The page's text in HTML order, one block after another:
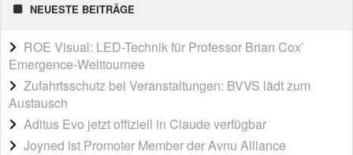
NEUESTE BEITRÄGE
ROE Visual: LED-Technik für Professor Brian Cox’
Emergence-Welttournee
Zufahrtsschutz bei Veranstaltungen: BVVS lädt zum
Austausch
Aditus Evo jetzt offiziell in Claude verfügbar
Joyned ist Promoter Member der Avnu Alliance